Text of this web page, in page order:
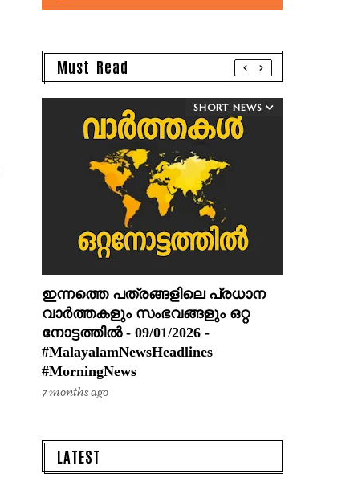
Must Read
SHORT NEWS
ഇന്നത്തെ പത്രങ്ങളിലെ പ്രധാന
വാർത്തകളും സംഭവങ്ങളും ഒറ്റ
നോട്ടത്തിൽ - 09/01/2026 -
#MalayalamNewsHeadlines
#MorningNews
7 months ago
LATEST